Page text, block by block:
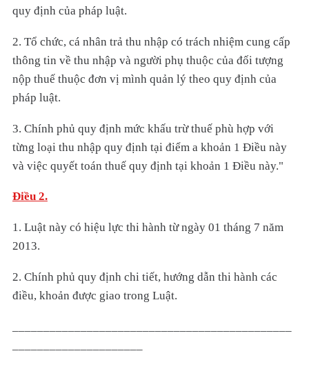
quy định của pháp luật.
2. Tổ chức, cá nhân trả thu nhập có trách nhiệm cung cấp
thông tin về thu nhập và người phụ thuộc của đối tượng
nộp thuế thuộc đơn vị mình quản lý theo quy định của
pháp luật.
3. Chính phủ quy định mức khấu trừ thuế phù hợp với
từng loại thu nhập quy định tại điểm a khoản 1 Điều này
và việc quyết toán thuế quy định tại khoản 1 Điều này."
Điều 2.
1. Luật này có hiệu lực thi hành từ ngày 01 tháng 7 năm
2013.
2. Chính phủ quy định chi tiết, hướng dẫn thi hành các
điều, khoản được giao trong Luật.